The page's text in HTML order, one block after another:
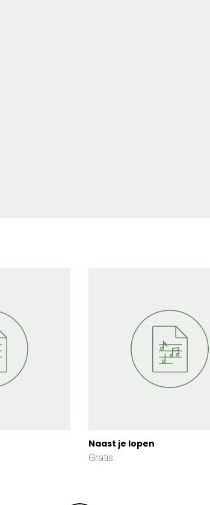
Naast je lopen
Gratis